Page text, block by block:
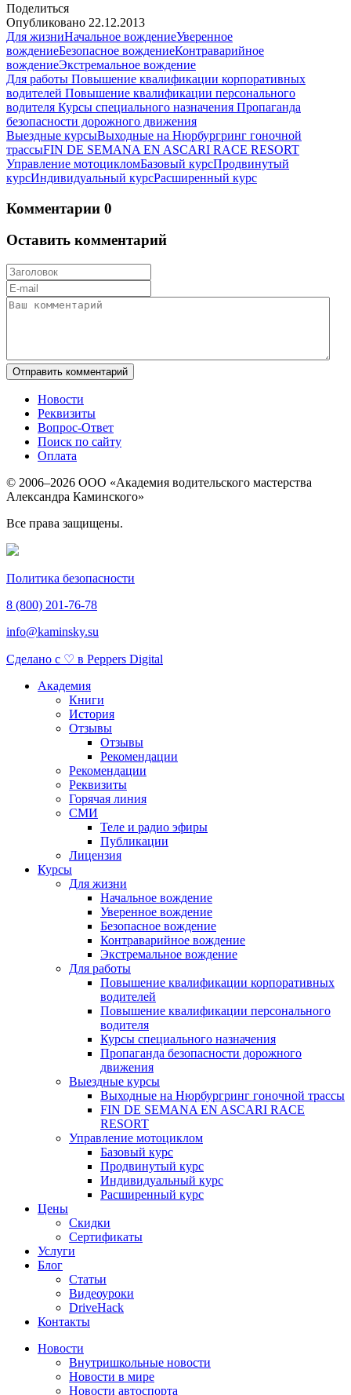
Поделиться
Опубликовано 22.12.2013
Для жизниНачальное вождениеУверенное
вождениеБезопасное вождениеКонтраварийное
вождениеЭкстремальное вождение
Для работы Повышение квалификации корпоративных
водителей Повышение квалификации персонального
водителя Курсы специального назначения Пропаганда
безопасности дорожного движения
Выездные курсыВыходные на Нюрбургринг гоночной
трассыFIN DE SEMANA EN ASCARI RACE RESORT
Управление мотоцикломБазовый курсПродвинутый
курсИндивидуальный курсРасширенный курс
Комментарии 0
Оставить комментарий
Новости
Реквизиты
Вопрос-Ответ
Поиск по сайту
Оплата
© 2006–2026 ООО «Академия водительского мастерства
Александра Каминского»
Все права защищены.
Политика безопасности
8 (800) 201-76-78
info@kaminsky.su
Сделано с ♡ в Peppers Digital
Академия
Книги
История
Отзывы
Отзывы
Рекомендации
Рекомендации
Реквизиты
Горячая линия
СМИ
Теле и радио эфиры
Публикации
Лицензия
Курсы
Для жизни
Начальное вождение
Уверенное вождение
Безопасное вождение
Контраварийное вождение
Экстремальное вождение
Для работы
Повышение квалификации корпоративных
водителей
Повышение квалификации персонального
водителя
Курсы специального назначения
Пропаганда безопасности дорожного
движения
Выездные курсы
Выходные на Нюрбургринг гоночной трассы
FIN DE SEMANA EN ASCARI RACE
RESORT
Управление мотоциклом
Базовый курс
Продвинутый курс
Индивидуальный курс
Расширенный курс
Цены
Скидки
Сертификаты
Услуги
Блог
Cтатьи
Видеоуроки
DriveHack
Контакты
Новости
Внутришкольные новости
Новости в мире
Новости автоспорта